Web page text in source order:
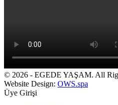
© 2026 - EGEDE YAŞAM. All
Website Design: OWS.spa
Üye Girişi